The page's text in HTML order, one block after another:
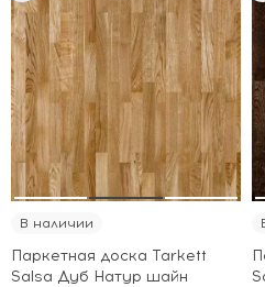
В наличии
Паркетная доска Tarkett
Salsa Дуб Натур шайн